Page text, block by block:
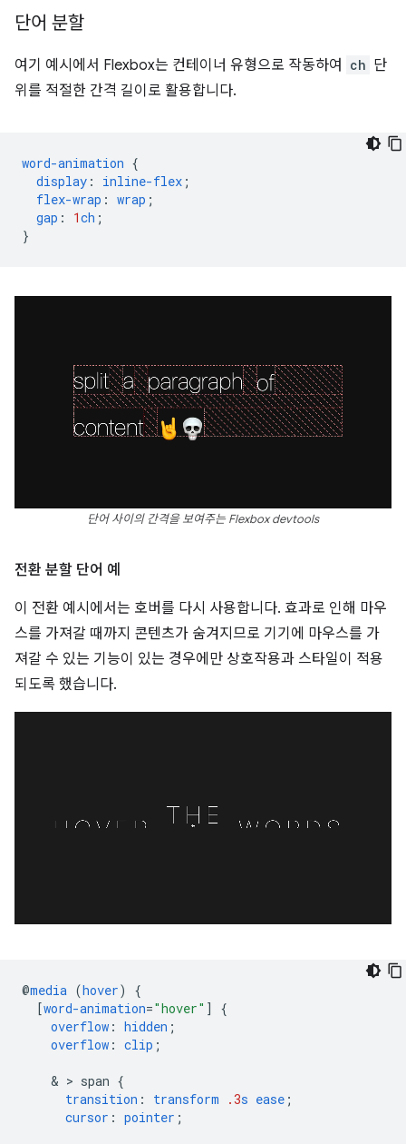
단어 분할
여기 예시에서 Flexbox는 컨테이너 유형으로 작동하여 ch 단
위를 적절한 간격 길이로 활용합니다.
word-animation {
display : inline-flex ;
flex-wrap : wrap ;
gap : 1ch ;
}
단어 사이의 간격을 보여주는 Flexbox devtools
전환 분할 단어 예
이 전환 예시에서는 호버를 다시 사용합니다. 효과로 인해 마우
스를 가져갈 때까지 콘텐츠가 숨겨지므로 기기에 마우스를 가
져갈 수 있는 기능이 있는 경우에만 상호작용과 스타일이 적용
되도록 했습니다.
@media (hover)
{
[word-animation="hover" ]
{
overflow : hidden ;
overflow : clip ;
    & >
span {
transition : transform .3s ease ;
cursor : pointer ;